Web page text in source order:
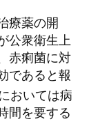
療薬の開
公衆衛生上
赤痢菌に対
であると報
おいては病
間を要する